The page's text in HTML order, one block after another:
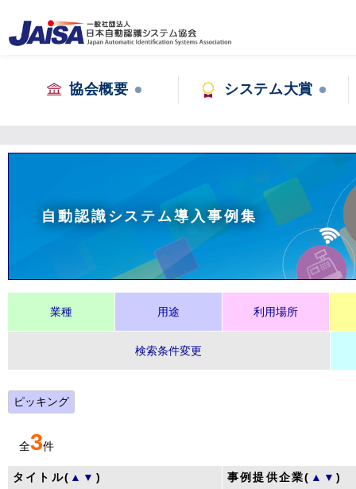
協会概要 システム大賞
自動認識システム導入事例集
業種 用途 利用場所
検索条件変更
ピッキング
全3件
タイトル( ▲ ▼ ) 事例提供企業( ▲ ▼)